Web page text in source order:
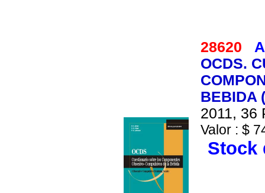
28620
OCDS.
BEBIDA
2011, 36
Valor : $
Stock